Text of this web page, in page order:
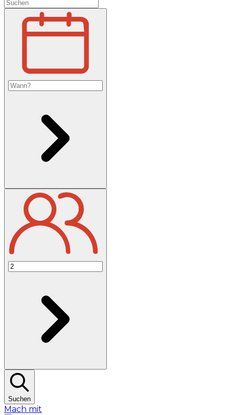
Suchen
Mach mit